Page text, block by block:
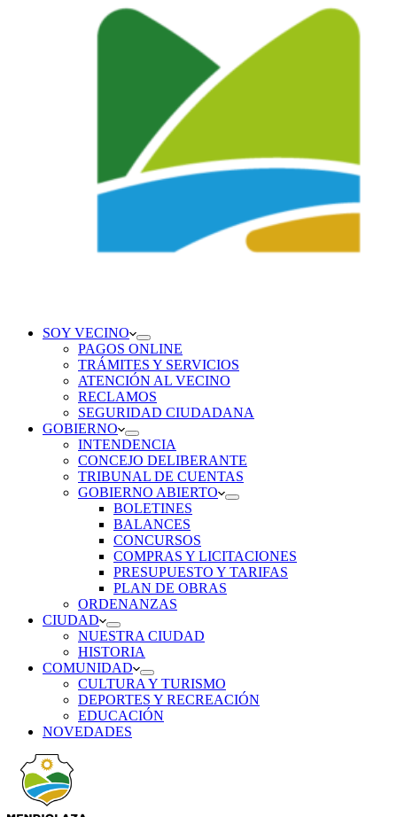
SOY VECINO
PAGOS ONLINE
TRÁMITES Y SERVICIOS
ATENCIÓN AL VECINO
RECLAMOS
SEGURIDAD CIUDADANA
GOBIERNO
INTENDENCIA
CONCEJO DELIBERANTE
TRIBUNAL DE CUENTAS
GOBIERNO ABIERTO
BOLETINES
BALANCES
CONCURSOS
COMPRAS Y LICITACIONES
PRESUPUESTO Y TARIFAS
PLAN DE OBRAS
ORDENANZAS
CIUDAD
NUESTRA CIUDAD
HISTORIA
COMUNIDAD
CULTURA Y TURISMO
DEPORTES Y RECREACIÓN
EDUCACIÓN
NOVEDADES